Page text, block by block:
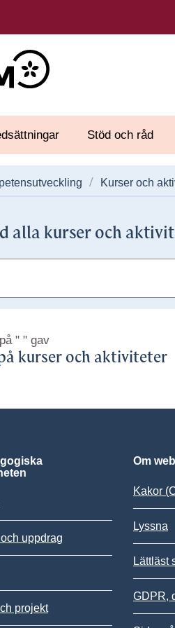
Stöd och råd
Kurser och
alla kurser och
" " gav
kurser och aktiviteter
uppdrag
projekt
Om
Kakor
Lyssna
Lättläst
GDPR,